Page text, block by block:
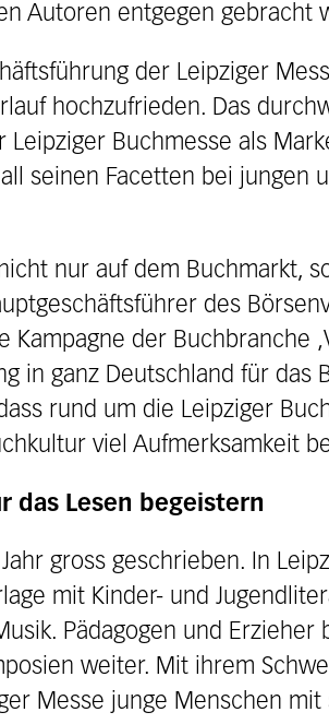
Autoren entgegen gebracht
der Leipziger
hochzufrieden. Das
Buchmesse als
seinen Facetten bei jungen
nur auf dem Buchmarkt,
des
Kampagne der Buchbranche
in ganz Deutschland für das
rund um die Leipziger
viel Aufmerksamkeit
das Lesen begeistern
gross geschrieben. In
mit Kinder- und
Pädagogen und Erzieher
weiter. Mit ihrem
Messe junge Menschen mit